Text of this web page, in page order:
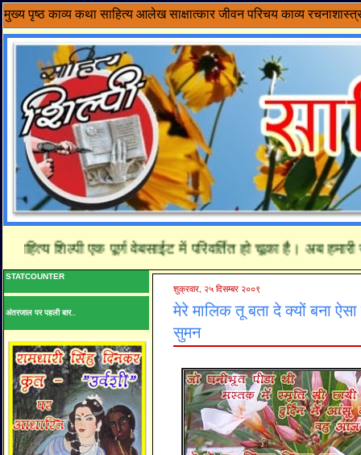
मुख्य पृष्ठ काव्य कथा साहित्य आलेख साक्षात्कार जीवन परिचय काव्य
शिल्पी एक पूर्ण वेबसाईट में परिवर्तित हो चूका है। अब
STATCOUNTER
अंतरजाल पर पहली बार..
शुक्रवार, २५ दिसम्बर २००९
मेरे मालिक तू बता दे क्यों बना
सुमन